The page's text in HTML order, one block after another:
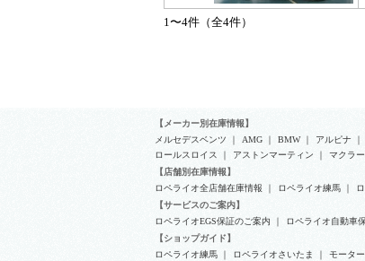
1〜4件（全4件）
【メーカー別在庫情報】
メルセデスベンツ ｜ AMG ｜ BMW｜ アルピナ ｜
ロールスロイス
｜ アストンマーティン ｜ マクラ
【店舗別在庫情報】
ロペライオ全店舗在庫情報 ｜ ロペライオ練馬 ｜
【サービスのご案内】
ロペライオEGS保証のご案内 ｜ ロペライオ自動車
【ショップガイド】
ロペライオ練馬 ｜ ロペライオさいたま ｜ モータ